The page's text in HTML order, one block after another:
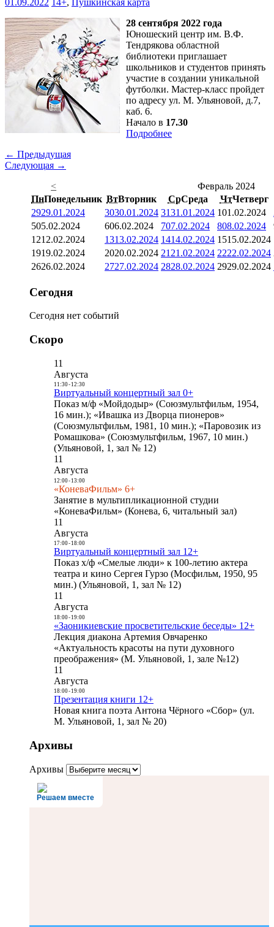
01.09.2022 14+,
Пушкинская карта
28 сентября 2022 года
Юношеский центр им. В.Ф.
Тендрякова областной
библиотеки приглашает
школьников и студентов принять
участие в создании уникальной
футболки. Мастер-класс пройдет
по адресу ул. М. Ульяновой, д.7,
каб. 6.
Начало в 17.30
Подробнее
← Предыдущая
Следующая →
<
Февраль 2024
ПнПонедельник ВтВторник СрСреда ЧтЧетверг
2929.01.2024 3030.01.2024 3131.01.2024 101.02.2024
505.02.2024 606.02.2024 707.02.2024 808.02.2024
1212.02.2024 1313.02.2024 1414.02.2024 1515.02.2024
1919.02.2024 2020.02.2024 21 21.02.2024 2222.02.2024
2626.02.2024 2727.02.2024 2828.02.2024 2929.02.2024
Сегодня
Сегодня нет событий
Скоро
11
Августа
11:30- 12:30
Виртуальный концертный зал 0+
Показ м/ф «Мойдодыр» (Союзмультфильм, 1954,
16 мин.); «Ивашка из Дворца пионеров»
(Союзмультфильм, 1981, 10 мин.); «Паровозик из
Ромашкова» (Союзмультфильм, 1967, 10 мин.)
(Ульяновой, 1, зал № 12)
11
Августа
12:00- 13:00
«КоневаФильм» 6+
Занятие в мультипликационной студии
«КоневаФильм» (Конева, 6, читальный зал)
11
Августа
17:00- 18:00
Виртуальный концертный зал 12+
Показ х/ф «Смелые люди» к 100-летию актера
театра и кино Сергея Гурзо (Мосфильм, 1950, 95
мин.) (Ульяновой, 1, зал № 12)
11
Августа
18:00- 19:00
«Заоникиевские просветительские беседы» 12+
Лекция диакона Артемия Овчаренко
«Актуальность красоты на пути духовного
преображения» (М. Ульяновой, 1, зале №12)
11
Августа
18:00- 19:00
Презентация книги 12+
Новая книга поэта Антона Чёрного «Сбор» (ул.
М. Ульяновой, 1, зал № 20)
Архивы
Архивы
Решаем вместе